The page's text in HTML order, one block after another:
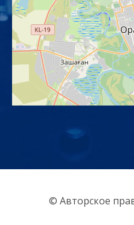
© Авторское